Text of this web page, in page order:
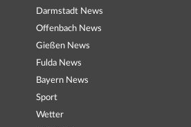
Darmstadt News
Offenbach News
Gießen News
Fulda News
Bayern News
Sport
Wetter